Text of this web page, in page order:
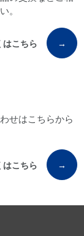
。
はこちら →
せはこちらから
はこちら →